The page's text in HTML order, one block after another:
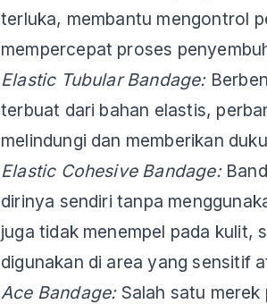
terluka, membantu mengontrol
mempercepat proses
Elastic Tubular Bandage:
terbuat dari bahan elastis,
melindungi dan memberikan
Elastic Cohesive Bandage:
dirinya sendiri tanpa
juga tidak menempel pada kulit,
digunakan di area yang sensitif
Ace Bandage: Salah satu